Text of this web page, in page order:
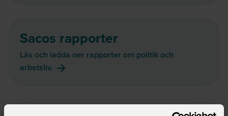
Sacos rapporter
Läs och ladda ner rapporter om politik och
arbetsliv.